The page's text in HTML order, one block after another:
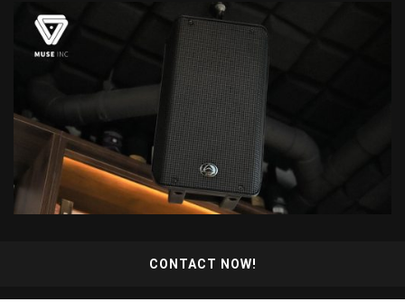
CONTACT NOW!